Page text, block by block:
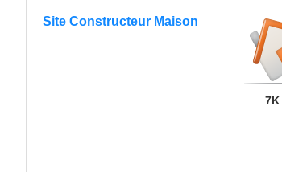
Site Constructeur Maison
7K